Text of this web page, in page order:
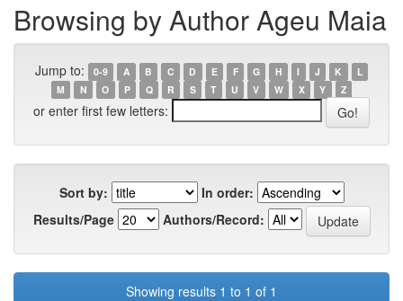
Browsing by Author Ageu Maia
Jump to: 0-9 A B C D E F G H I J K
L
M
N O P Q R S T U V W X Y Z
or enter first few letters:
Sort by:
In order:
Results/Page
Authors/Record:
Showing results 1 to 1 of 1